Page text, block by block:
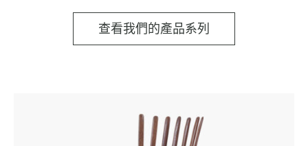
查看我們的產品系列